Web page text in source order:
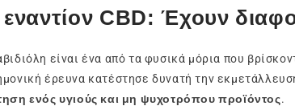
CBD: Έχουν
είναι ένα από τα φυσικά μόρια που
έρευνα κατέστησε δυνατή την
ενός υγιούς και μη ψυχοτρόπου προϊόντος.